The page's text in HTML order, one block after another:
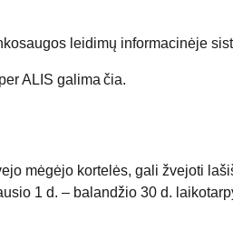
leidimų informacinėje
ALIS galima čia.
mėgėjo kortelės, gali žvejoti
1 d. – balandžio 30 d.